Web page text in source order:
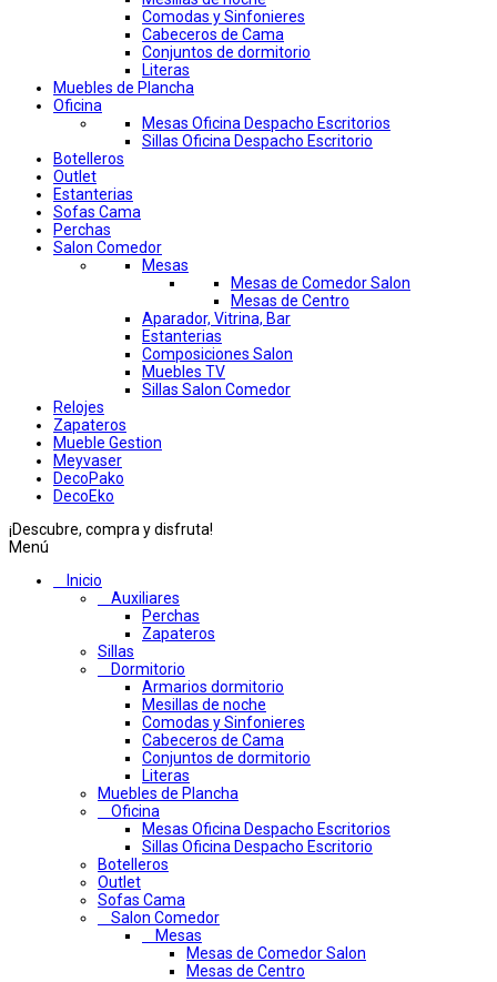
Comodas y Sinfonieres
Cabeceros de Cama
Conjuntos de dormitorio
Literas
Muebles de Plancha
Oficina
Mesas Oficina Despacho Escritorios
Sillas Oficina Despacho Escritorio
Botelleros
Outlet
Estanterias
Sofas Cama
Perchas
Salon Comedor
Mesas
Mesas de Comedor Salon
Mesas de Centro
Aparador, Vitrina, Bar
Estanterias
Composiciones Salon
Muebles TV
Sillas Salon Comedor
Relojes
Zapateros
Mueble Gestion
Meyvaser
DecoPako
DecoEko
¡Descubre, compra y disfruta!
Menú
Inicio
Auxiliares
Perchas
Zapateros
Sillas
Dormitorio
Armarios dormitorio
Mesillas de noche
Comodas y Sinfonieres
Cabeceros de Cama
Conjuntos de dormitorio
Literas
Muebles de Plancha
Oficina
Mesas Oficina Despacho Escritorios
Sillas Oficina Despacho Escritorio
Botelleros
Outlet
Sofas Cama
Salon Comedor
Mesas
Mesas de Comedor Salon
Mesas de Centro